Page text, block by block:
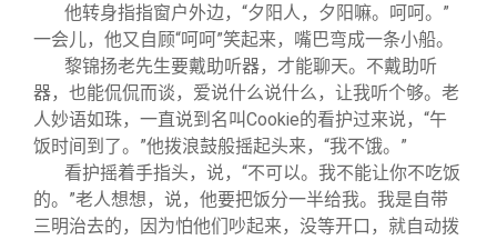
他转身指指窗户外边，“夕阳人，夕阳嘛。呵呵。”
一会儿，他又自顾“呵呵”笑起来，嘴巴弯成一条小船。
黎锦扬老先生要戴助听器，才能聊天。不戴助听
器，也能侃侃而谈，爱说什么说什么，让我听个够。老
人妙语如珠，一直说到名叫Cookie的看护过来说，“午
饭时间到了。”他拨浪鼓般摇起头来，“我不饿。”
看护摇着手指头，说，“不可以。我不能让你不吃饭
的。”老人想想，说，他要把饭分一半给我。我是自带
三明治去的，因为怕他们吵起来，没等开口，就自动拨